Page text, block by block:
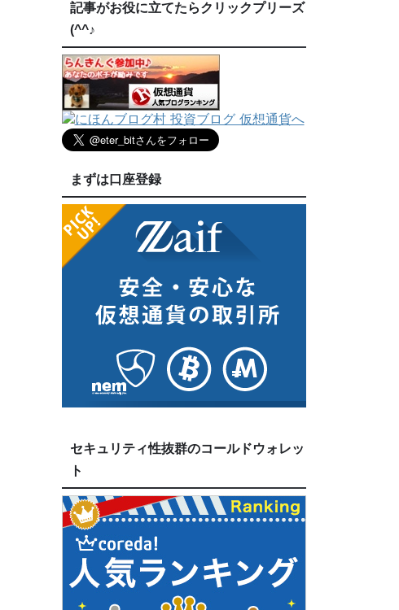
記事がお役に立てたらクリックプリーズ
(^^♪
まずは口座登録
セキュリティ性抜群のコールドウォレッ
ト